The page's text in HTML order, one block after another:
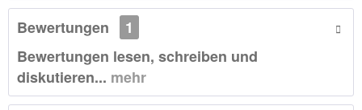
Bewertungen
1
Bewertungen lesen, schreiben und
diskutieren... mehr